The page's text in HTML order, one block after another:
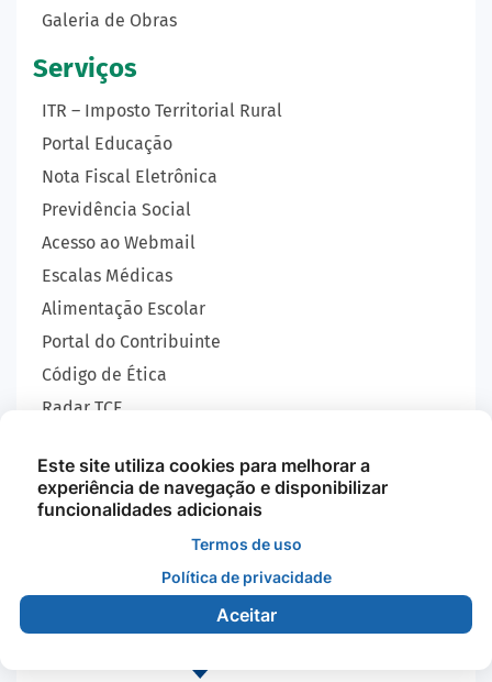
Galeria de Obras
Serviços
ITR – Imposto Territorial Rural
Portal Educação
Nota Fiscal Eletrônica
Previdência Social
Acesso ao Webmail
Escalas Médicas
Alimentação Escolar
Portal do Contribuinte
Código de Ética
Radar TCE
SIC
GEOBRAS
Todos os Direitos Reservados - Prefeitura Municipal
de Nova Monte Verde - 2026
Este site utiliza cookies para melhorar a
experiência de navegação e disponibilizar
funcionalidades adicionais
Termos de uso
Política de privacidade
Aceitar